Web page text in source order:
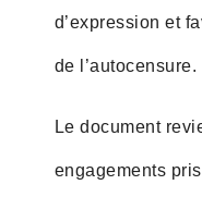
d’expression et
de l’autocensure.
Le document
engagements